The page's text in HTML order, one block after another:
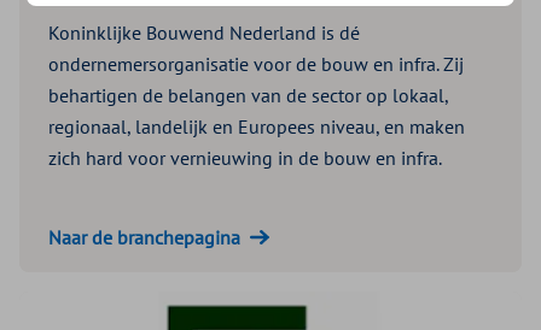
Koninklijke Bouwend Nederland is dé
ondernemersorganisatie voor de bouw en infra. Zij
behartigen de belangen van de sector op lokaal,
regionaal, landelijk en Europees niveau, en maken
zich hard voor vernieuwing in de bouw en infra.
Naar de branchepagina